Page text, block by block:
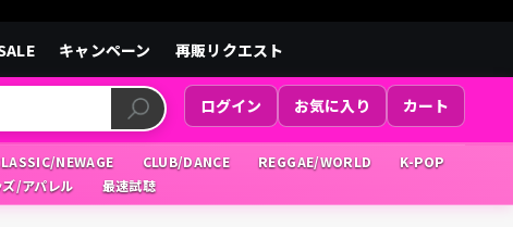
キャンペーン 再販リクエスト
ログイン お気に入り カート
NEWAGE CLUB/DANCE REGGAE/WORLD
K-POP
ズ/アパレル 最速試聴